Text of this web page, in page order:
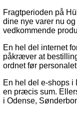
Fragtperioden på
dine nye varer nu
vedkommende
En hel del internet
påkræver at
ordnet før
En hel del e-shops i
en præcis sum.
i Odense,